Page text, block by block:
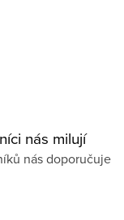
nás milují
nás doporučuje